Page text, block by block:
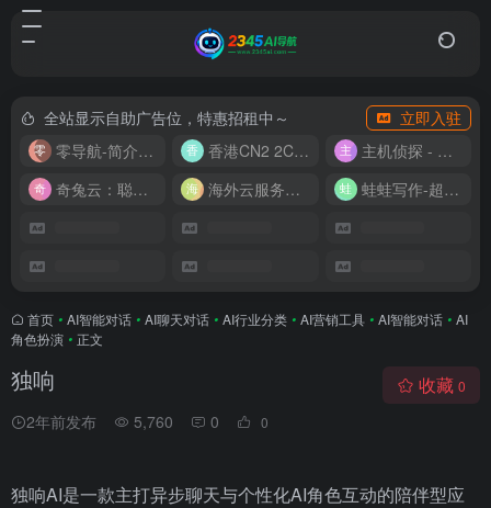
全站显示自助广告位，特惠招租中～
立即入驻
零导航-简介实用的网址导航
香港CN2 2C2G20M 9.9/月
主机侦探 - 少花钱，用好云
奇兔云：聪明人的“省”钱计划！
海外云服务器全网最低价 蛙蛙写作-超级AI智能写作助手
首页 • AI智能对话 • AI聊天对话 • AI行业分类 • AI营销工具 • AI智能对话 • AI
角色扮演 • 正文
独响
2年前发布 5,760 0 0
收藏 0
独响AI是一款主打异步聊天与个性化AI角色互动的陪伴型应